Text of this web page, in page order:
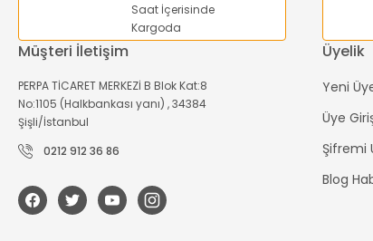
Saat İçerisinde
Kargoda
Müşteri İletişim
PERPA TİCARET MERKEZİ B Blok Kat:8
No:1105 (Halkbankası yanı) , 34384
Şişli/İstanbul
0212 912 36 86
Üyelik
Yeni
Üye
Şifremi
Blog